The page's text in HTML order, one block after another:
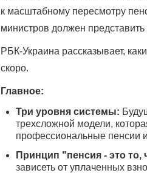
к масштабному пересмотру
министров должен
РБК-Украина рассказывает,
скоро.
Главное:
Три уровня системы:
трехсложной модели,
профессиональные пенсии
Принцип "пенсия - это то,
зависеть от уплаченных